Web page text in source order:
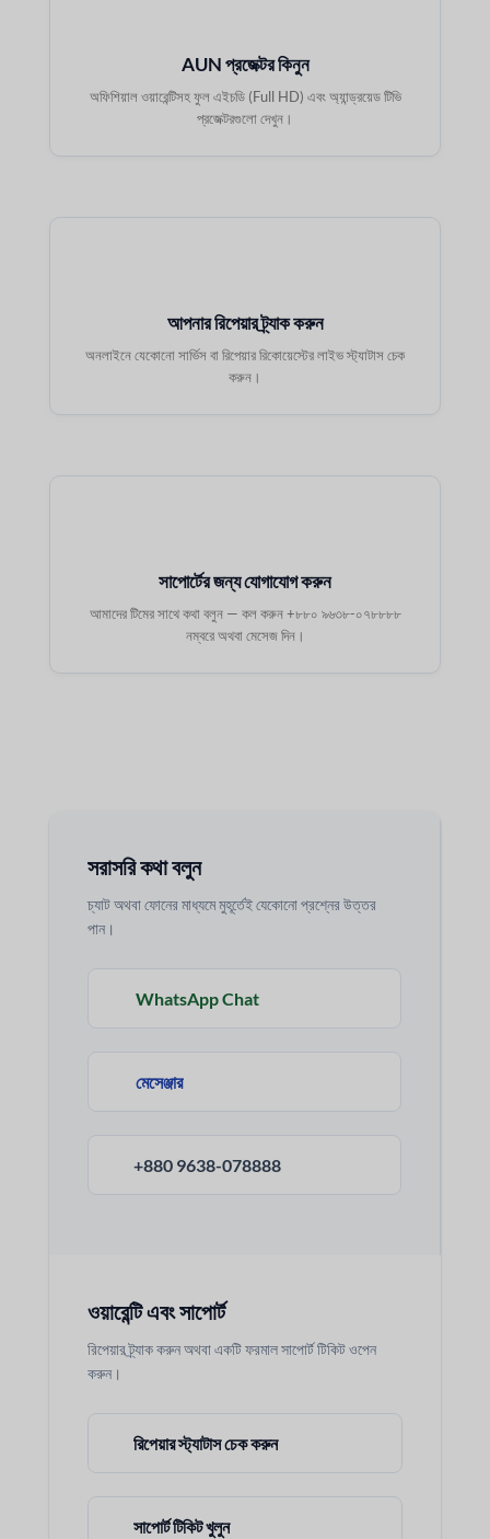
AUN প্রজেক্টর কিনুন
অফিশিয়াল ওয়ারেন্টিসহ ফুল এইচডি (Full HD) এবং অ্যান্ড্রয়েড টিভি
প্রজেক্টরগুলো দেখুন।
আপনার রিপেয়ার ট্র্যাক করুন
অনলাইনে যেকোনো সার্ভিস বা রিপেয়ার রিকোয়েস্টের লাইভ স্ট্যাটাস চেক
করুন।
সাপোর্টের জন্য যোগাযোগ করুন
আমাদের টিমের সাথে কথা বলুন — কল করুন +৮৮০ ৯৬৩৮-০৭৮৮৮৮
নম্বরে অথবা মেসেজ দিন।
সরাসরি কথা বলুন
চ্যাট অথবা ফোনের মাধ্যমে মুহূর্তেই যেকোনো প্রশ্নের উত্তর
পান।
WhatsApp Chat
মেসেঞ্জার
+880 9638-078888
ওয়ারেন্টি এবং সাপোর্ট
রিপেয়ার ট্র্যাক করুন অথবা একটি ফরমাল সাপোর্ট টিকিট ওপেন
করুন।
রিপেয়ার স্ট্যাটাস চেক করুন
সাপোর্ট টিকিট খুলুন